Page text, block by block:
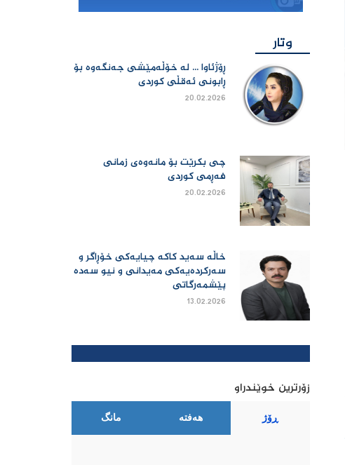
وتار
ڕۆژئاوا ... لە خۆڵەمێشی جەنگەوە بۆ
ڕابونی ئەقڵی کوردی
20.02.2026
چی بكرێت بۆ مانەوەی زمانی
فەڕمی كوردی
20.02.2026
خاڵە سەید کاکە چیایەکی خۆڕاگر و
سەرکردەیەکی مەیدانی و نیو سەدە
پێشمەرگاتی
13.02.2026
زۆرترین خوێندراو
ڕۆژ هەفتە مانگ